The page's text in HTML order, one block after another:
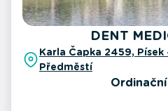
DENT
Karla Čapka 2459,
Předměstí